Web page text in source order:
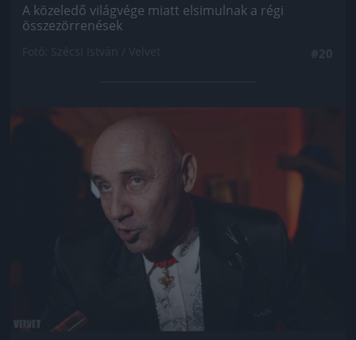
A közeledő világvége miatt elsimulnak a régi
összezörrenések
Jön még kép!